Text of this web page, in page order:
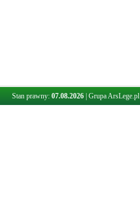
Stan prawny: 07.08.2026 Grupa ArsLege.pl